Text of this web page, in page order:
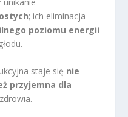
; ich eliminacja
poziomu energii
staje się nie
przyjemna dla